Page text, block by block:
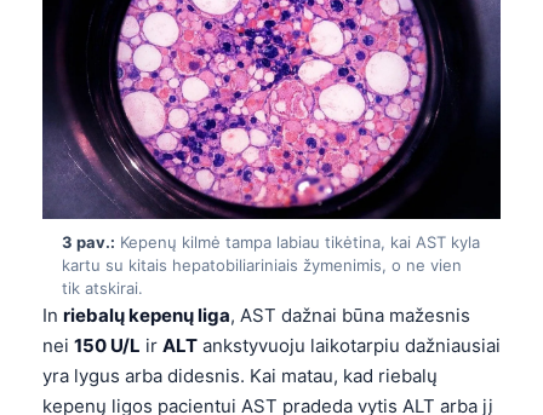
3 pav.: Kepenų kilmė tampa labiau tikėtina, kai AST kyla
kartu su kitais hepatobiliariniais žymenimis, o ne vien
tik atskirai.
In riebalų kepenų liga, AST dažnai būna mažesnis
nei 150 U/L ir ALT ankstyvuoju laikotarpiu dažniausiai
yra lygus arba didesnis. Kai matau, kad riebalų
kepenų ligos pacientui AST pradeda vytis ALT arba jį